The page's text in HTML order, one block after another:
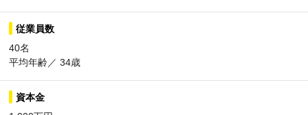
従業員数
40名
平均年齢／ 34歳
資本金